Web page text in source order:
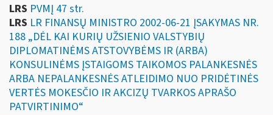
LRS PVMĮ 47 str.
LRS LR FINANSŲ MINISTRO 2002-06-21 ĮSAKYMAS NR.
188 „DĖL KAI KURIŲ UŽSIENIO VALSTYBIŲ
DIPLOMATINĖMS ATSTOVYBĖMS IR (ARBA)
KONSULINĖMS ĮSTAIGOMS TAIKOMOS PALANKESNĖS
ARBA NEPALANKESNĖS ATLEIDIMO NUO PRIDĖTINĖS
VERTĖS MOKESČIO IR AKCIZŲ TVARKOS APRAŠO
PATVIRTINIMO“